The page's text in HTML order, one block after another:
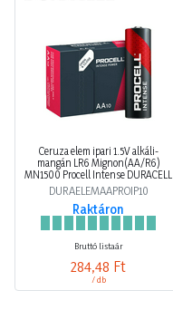
Ceruza elem ipari 1.5V alkáli-
mangán LR6 Mignon(AA/R6)
MN1500 Procell Intense DURACELL
DURAELEMAAPROIP10
Raktáron
Bruttó listaár
284,48 Ft
/ db